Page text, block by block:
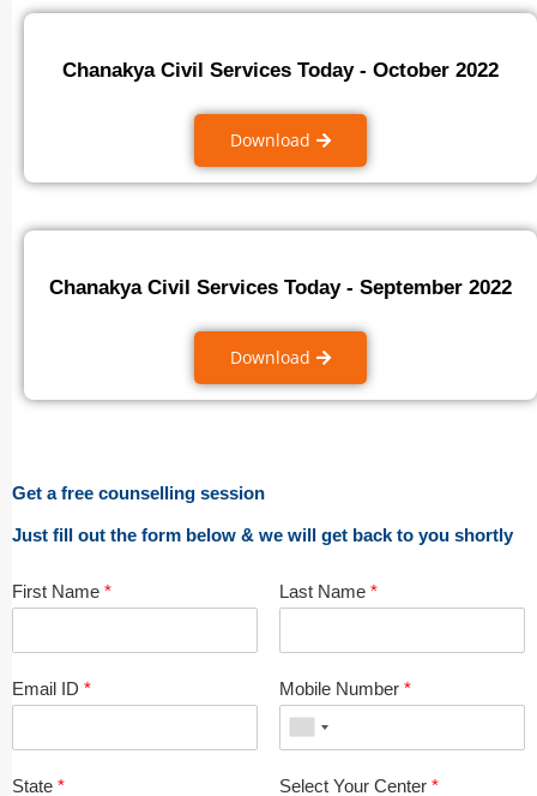
Chanakya Civil Services Today - October 2022
Download
Chanakya Civil Services Today - September 2022
Download
Get a free counselling session
Just fill out the form below & we will get back to you shortly
First Name * Last Name *
Email ID * Mobile Number *
State * Select Your Center *